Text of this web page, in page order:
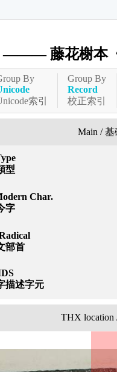
——— 藤花榭本《
By
索引
Group By
Record
校正索引
Main /
型
Char.
字
部首
描述字元
THX location